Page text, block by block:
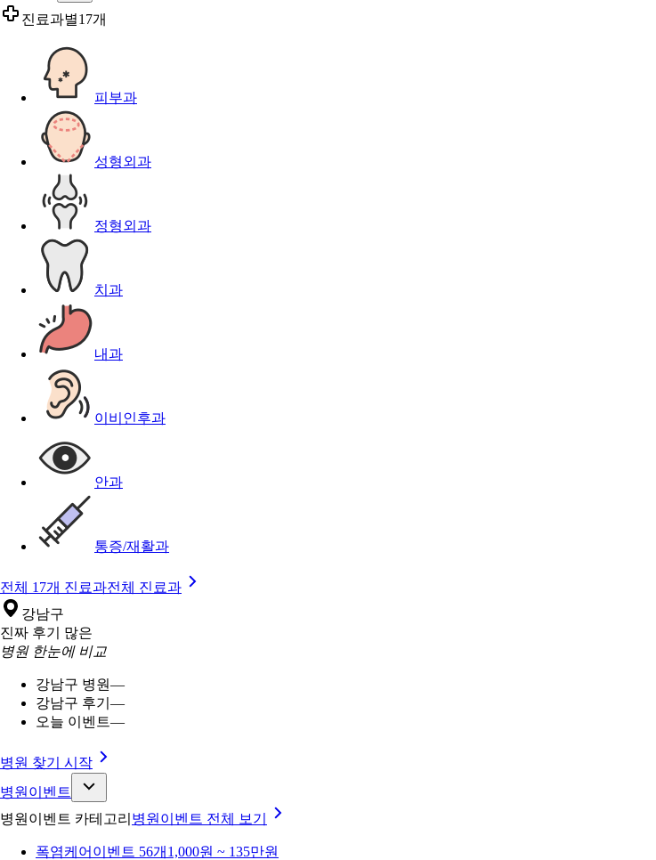
진료과별17개
피부과
성형외과
정형외과
치과
내과
이비인후과
안과
통증/재활과
전체 17개 진료과전체 진료과
강남구
진짜 후기 많은
병원 한눈에 비교
강남구 병원—
강남구 후기 —
오늘 이벤트—
병원 찾기 시작
병원이벤트
병원이벤트 카테고리 병원이벤트 전체 보기
폭염케어 이벤트 56개 1,000원 ~ 135만원